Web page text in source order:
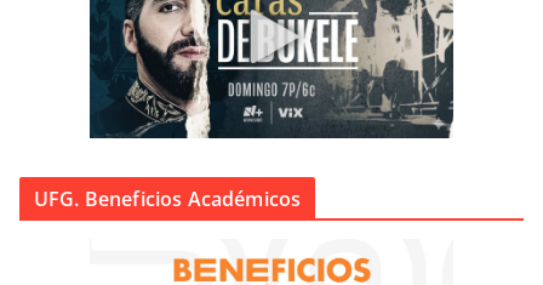
UFG. Beneficios Académicos